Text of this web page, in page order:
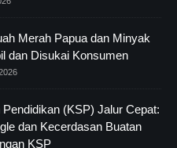
Merah Papua dan Minyak
dan Disukai Konsumen
(KSP) Jalur Cepat:
dan Kecerdasan Buatan
KSP